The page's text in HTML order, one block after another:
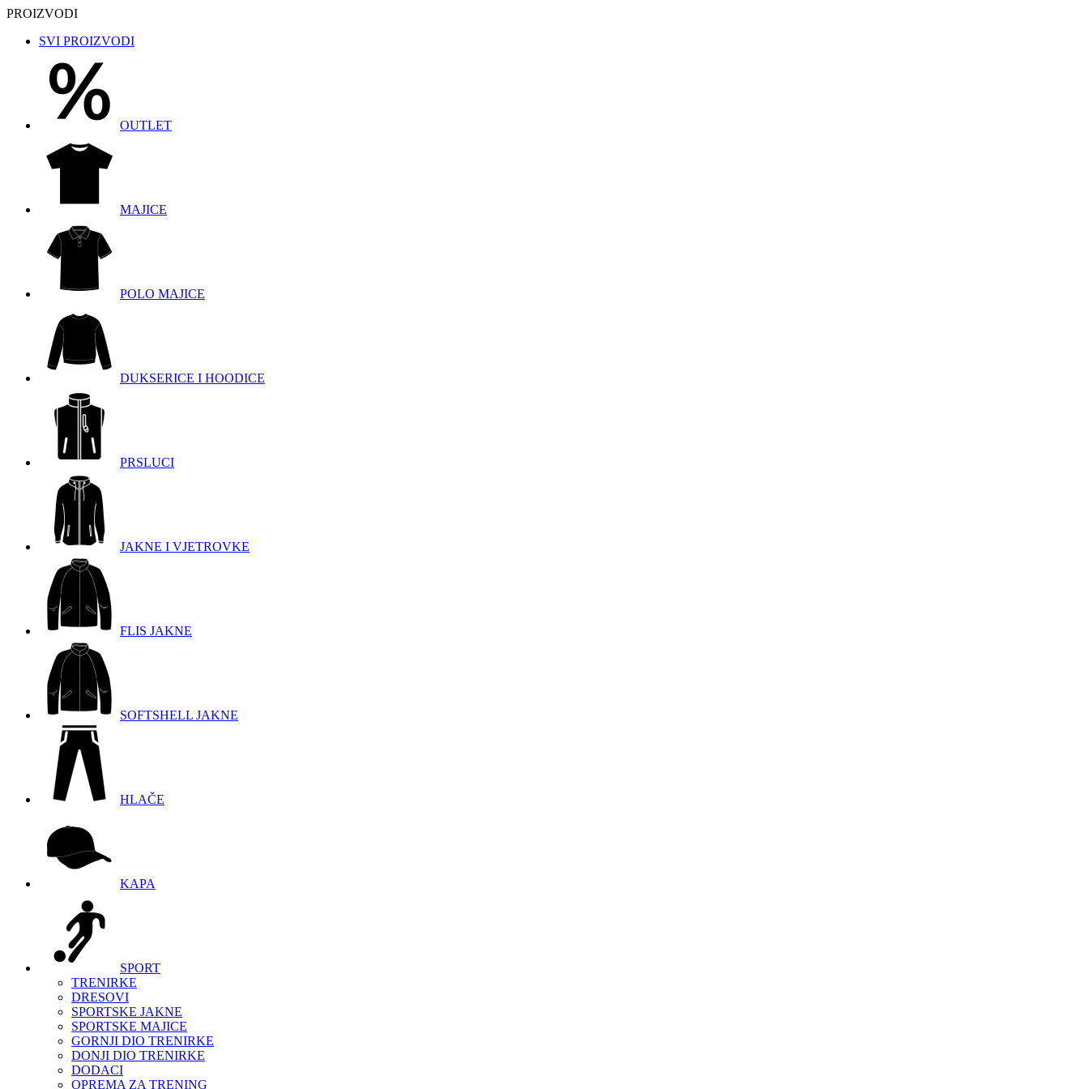
PROIZVODI
SVI PROIZVODI
OUTLET
MAJICE
POLO MAJICE
DUKSERICE I HOODICE
PRSLUCI
JAKNE I VJETROVKE
FLIS JAKNE
SOFTSHELL JAKNE
HLAČE
KAPA
SPORT
TRENIRKE
DRESOVI
SPORTSKE JAKNE
SPORTSKE MAJICE
GORNJI DIO TRENIRKE
DONJI DIO TRENIRKE
DODACI
OPREMA ZA TRENING